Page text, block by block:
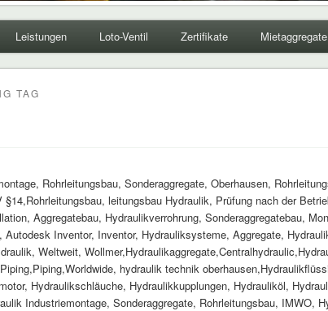
Leistungen Loto-Ventil Zertifikate Mietaggregate
TAG
Rohrleitungsbau, Sonderaggregate, Oberhausen,
§14,Rohrleitungsbau, leitungsbau Hydraulik, Prüfung nach der
Aggregatebau, Hydraulikverrohrung, Sonderaggregatebau,
Autodesk Inventor, Inventor, Hydrauliksysteme, Aggregate,
Weltweit,
hydraulik technik
Hydraulikschläuche, Hydraulikkupplungen, Hydrauliköl,
Industriemontage, Sonderaggregate, Rohrleitungsbau, IMWO,